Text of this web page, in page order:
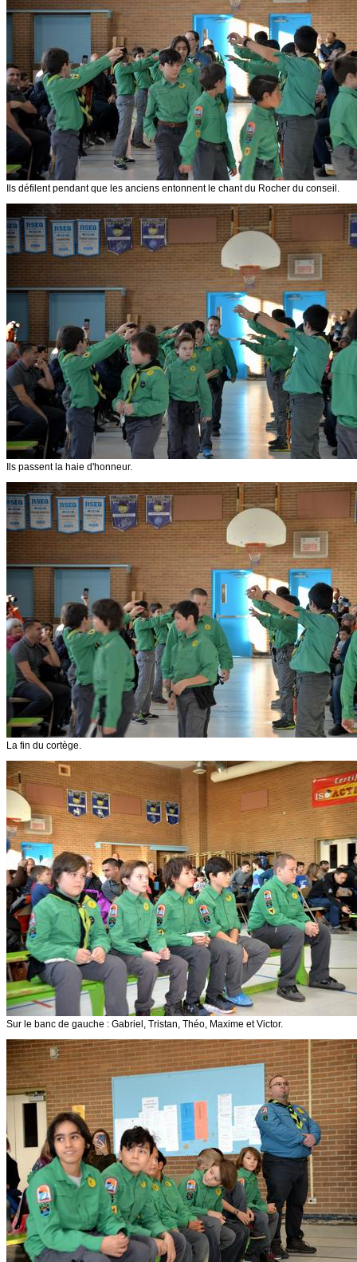
Ils défilent pendant que les anciens entonnent le chant du Rocher du conseil.
Ils passent la haie d'honneur.
La fin du cortège.
Sur le banc de gauche : Gabriel, Tristan, Théo, Maxime et Victor.